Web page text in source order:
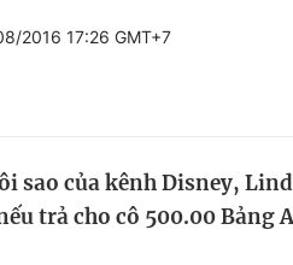
đẹp
lượng cuộc sống
2016 17:26 GMT+7
sao của kênh Disney,
trả cho cô 500.00 Bảng